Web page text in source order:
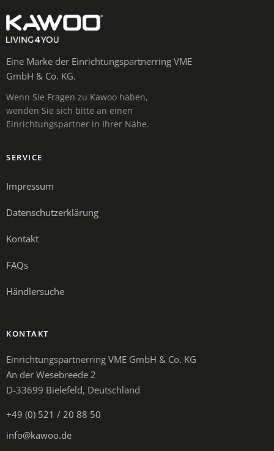
Eine Marke der Einrichtungspartnerring VME
GmbH & Co. KG.
Wenn Sie Fragen zu Kawoo haben,
wenden Sie sich bitte an einen
Einrichtungspartner in Ihrer Nähe.
SERVICE
Impressum
Datenschutzerklärung
Kontakt
FAQs
Händlersuche
KONTAKT
Einrichtungspartnerring VME GmbH & Co. KG
An der Wesebreede 2
D-33699 Bielefeld, Deutschland
+49 (0) 521 / 20 88 50
info@kawoo.de